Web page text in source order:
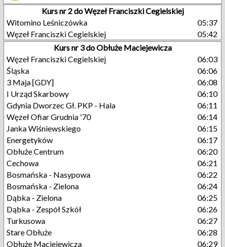
Kurs nr 2 do Węzeł Franciszki Cegielskiej
Witomino Leśniczówka
05:37
Węzeł Franciszki Cegielskiej
05:42
Kurs nr 3 do Obłuże Maciejewicza
Węzeł Franciszki Cegielskiej
06:03
Śląska
06:06
3 Maja [GDY]
06:08
I Urząd Skarbowy
06:10
Gdynia Dworzec Gł. PKP - Hala
06:11
Węzeł Ofiar Grudnia '70
06:14
Janka Wiśniewskiego
06:15
Energetyków
06:17
Obłuże Centrum
06:20
Cechowa
06:21
Bosmańska - Nasypowa
06:22
Bosmańska - Zielona
06:24
Dąbka - Zielona
06:25
Dąbka - Zespół Szkół
06:26
Turkusowa
06:27
Stare Obłuże
06:28
Obłuże Maciejewicza
06:29